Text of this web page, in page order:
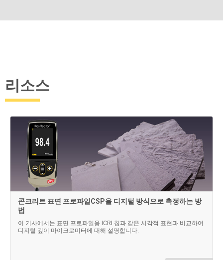
리소스
콘크리트 표면 프로파일CSP을 디지털 방식으로 측정하는 방
법
이 기사에서는 표면 프로파일용 ICRI 칩과 같은 시각적 표현과 비교하여
디지털 깊이 마이크로미터에 대해 설명합니다.